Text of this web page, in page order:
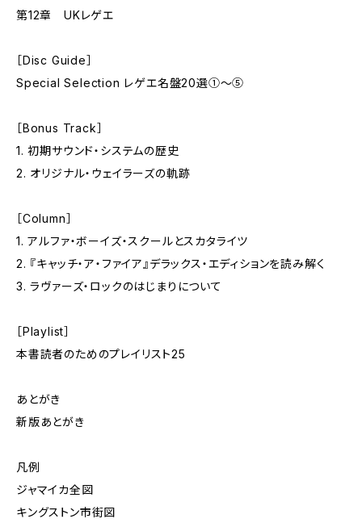
第12章 UKレゲエ
［Disc Guide］
Special Selection レゲエ名盤20選①〜⑤
［Bonus Track］
1. 初期サウンド・システムの歴史
2. オリジナル・ウェイラーズの軌跡
［Column］
1. アルファ・ボーイズ・スクールとスカタライツ
2. 『キャッチ・ア・ファイア』デラックス・エディションを読み解く
3. ラヴァーズ・ロックのはじまりについて
［Playlist］
本書読者のためのプレイリスト25
あとがき
新版あとがき
凡例
ジャマイカ全図
キングストン市街図